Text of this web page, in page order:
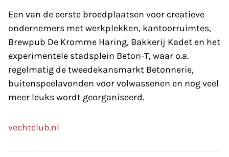
Een van de eerste broedplaatsen voor creatieve
ondernemers met werkplekken, kantoorruimtes,
Brewpub De Kromme Haring, Bakkerij Kadet en het
experimentele stadsplein Beton-T, waar o.a.
regelmatig de tweede­kansmarkt Betonnerie,
buitenspeelavonden voor volwassenen en nog veel
meer leuks wordt georganiseerd.
vechtclub.nl